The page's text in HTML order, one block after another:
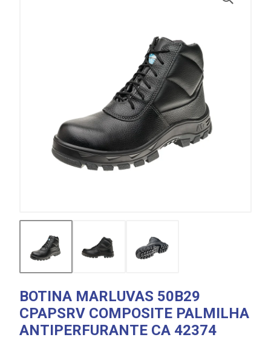
BOTINA MARLUVAS 50B29
CPAPSRV COMPOSITE PALMILHA
ANTIPERFURANTE CA 42374